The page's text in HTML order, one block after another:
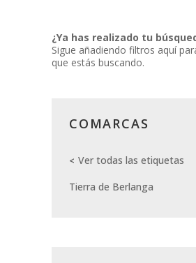
¿Ya has realizado tu
Sigue añadiendo filtros aquí
que estás buscando.
COMARCAS
Ver todas las etiquetas
Tierra de Berlanga